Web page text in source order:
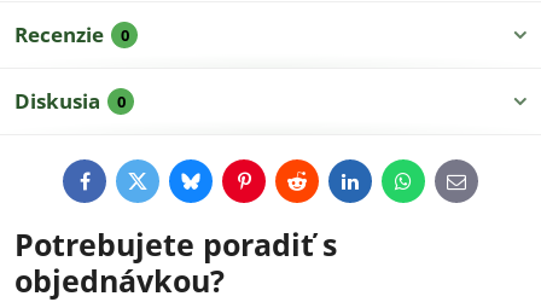
Recenzie 0
Diskusia 0
FacebookTwitterBlueskyPinterestRedditLinkedInWhatsApp
E-
mail
Potrebujete poradiť s
objednávkou?